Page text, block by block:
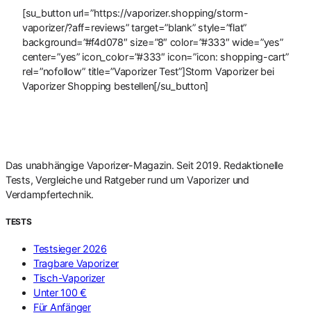
[su_button url=”https://vaporizer.shopping/storm-
vaporizer/?aff=reviews” target=”blank” style=”flat”
background=”#f4d078″ size=”8″ color=”#333″ wide=”yes”
center=”yes” icon_color=”#333″ icon=”icon: shopping-cart”
rel=”nofollow” title=”Vaporizer Test”]Storm Vaporizer bei
Vaporizer Shopping bestellen[/su_button]
Das unabhängige Vaporizer-Magazin. Seit 2019. Redaktionelle
Tests, Vergleiche und Ratgeber rund um Vaporizer und
Verdampfertechnik.
TESTS
Testsieger 2026
Tragbare Vaporizer
Tisch-Vaporizer
Unter 100 €
Für Anfänger